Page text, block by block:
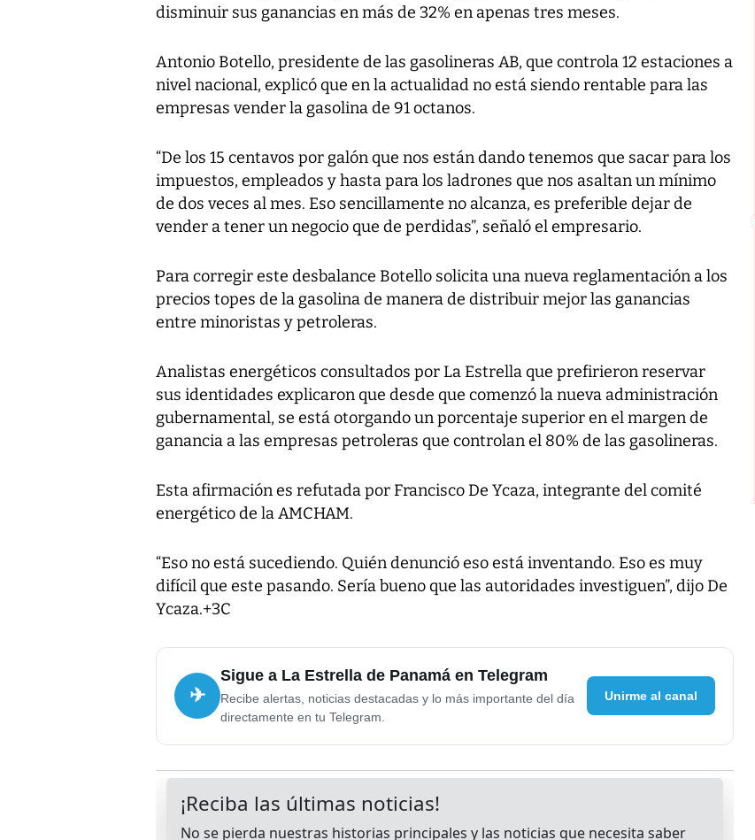
disminuir sus ganancias en más de 32% en apenas tres meses.
Antonio Botello, presidente de las gasolineras AB, que controla 12 estaciones a
nivel nacional, explicó que en la actualidad no está siendo rentable para las
empresas vender la gasolina de 91 octanos.
“De los 15 centavos por galón que nos están dando tenemos que sacar para los
impuestos, empleados y hasta para los ladrones que nos asaltan un mínimo
de dos veces al mes. Eso sencillamente no alcanza, es preferible dejar de
vender a tener un negocio que de perdidas”, señaló el empresario.
Para corregir este desbalance Botello solicita una nueva reglamentación a los
precios topes de la gasolina de manera de distribuir mejor las ganancias
entre minoristas y petroleras.
Analistas energéticos consultados por La Estrella que prefirieron reservar
sus identidades explicaron que desde que comenzó la nueva administración
gubernamental, se está otorgando un porcentaje superior en el margen de
ganancia a las empresas petroleras que controlan el 80% de las gasolineras.
Esta afirmación es refutada por Francisco De Ycaza, integrante del comité
energético de la AMCHAM.
“Eso no está sucediendo. Quién denunció eso está inventando. Eso es muy
difícil que este pasando. Sería bueno que las autoridades investiguen”, dijo De
Ycaza.+3C
✈
Sigue a La Estrella de Panamá en Telegram
Recibe alertas, noticias destacadas y lo más importante del día
directamente en tu Telegram.
Unirme al canal